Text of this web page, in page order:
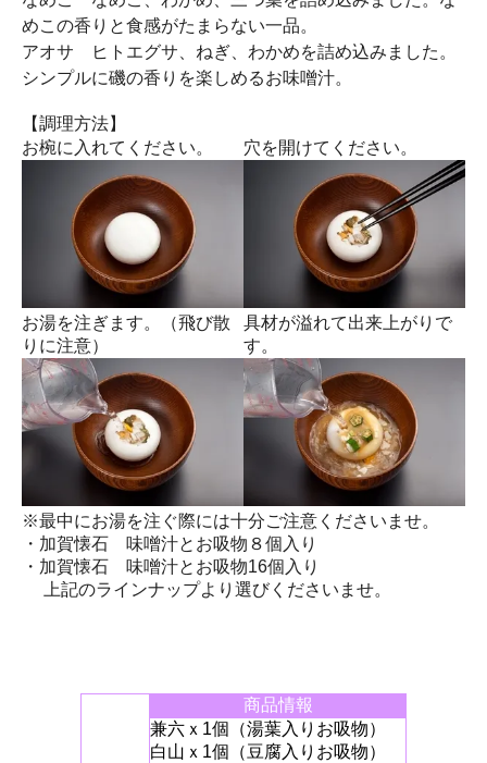
めこの香りと食感がたまらない一品。
アオサ ヒトエグサ、ねぎ、わかめを詰め込みました。
シンプルに磯の香りを楽しめるお味噌汁。
【調理方法】
お椀に入れてください。
穴を開けてください。
お湯を注ぎます。（飛び散
りに注意）
具材が溢れて出来上がりで
す。
※最中にお湯を注ぐ際には十分ご注意くださいませ。
・加賀懐石 味噌汁とお吸物８個入り
・加賀懐石 味噌汁とお吸物16個入り
上記のラインナップより選びくださいませ。
商品情報
兼六ｘ1個（湯葉入りお吸物）
白山ｘ1個（豆腐入りお吸物）